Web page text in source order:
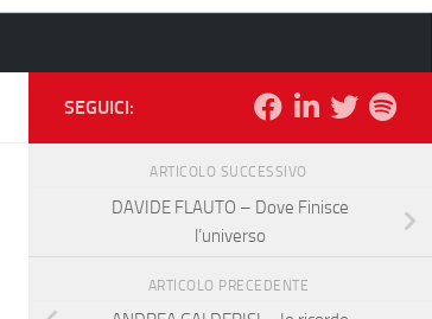
SEGUICI:
ARTICOLO SUCCESSIVO
DAVIDE FLAUTO – Dove Finisce
l’universo
ARTICOLO PRECEDENTE